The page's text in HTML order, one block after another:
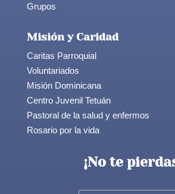
Grupos
Misión y Caridad
Caritas Parroquial
Voluntariados
Misión Dominicana
Centro Juvenil Tetuán
Pastoral de la salud y enfermos
Rosario por la vida
¡No te